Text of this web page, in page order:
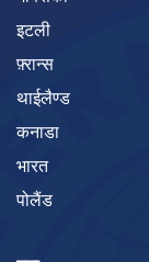
इटली
फ़्रान्स
थाईलैण्ड
कनाडा
भारत
पोलैंड